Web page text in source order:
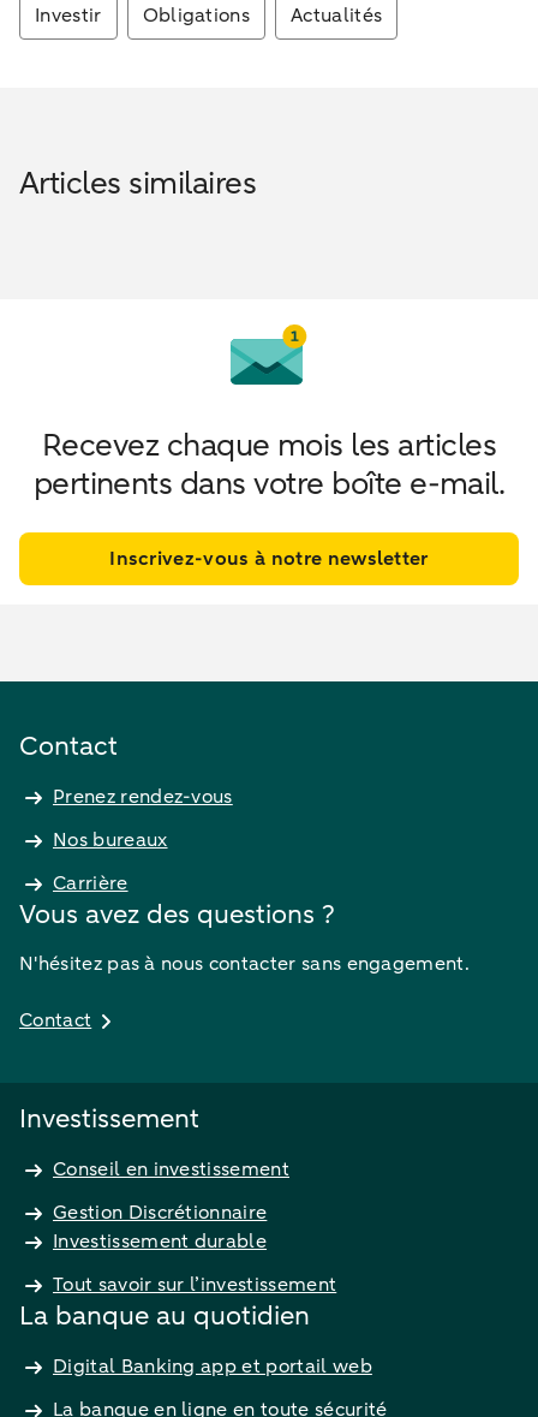
Investir
Obligations Actualités
Articles similaires
Recevez chaque mois les articles
pertinents dans votre boîte e-mail.
Inscrivez-vous à notre newsletter
Contact
Prenez rendez-vous
Nos bureaux
Carrière
Vous avez des questions ?
N'hésitez pas à nous contacter sans engagement.
Contact
Investissement
Conseil en investissement
Gestion Discrétionnaire
Investissement durable
Tout savoir sur l’investissement
La banque au quotidien
Digital Banking app et portail web
La banque en ligne en toute sécurité